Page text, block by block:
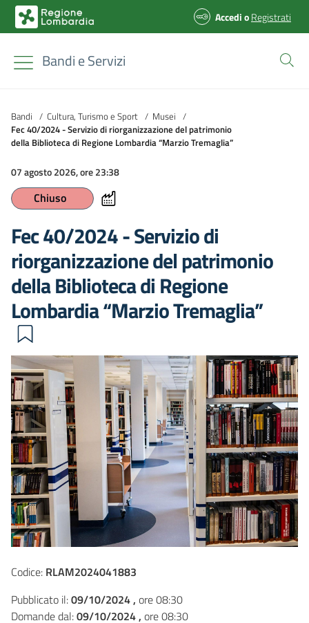
AccedioRegistrati
Bandi e Servizi
Bandi / Cultura, Turismo e Sport / Musei /
Fec 40/2024 - Servizio di riorganizzazione del patrimonio
della Biblioteca di Regione Lombardia “Marzio Tremaglia”
07 agosto 2026, ore 23:38
Chiuso
Fec 40/2024 - Servizio di
riorganizzazione del patrimonio
della Biblioteca di Regione
Lombardia “Marzio Tremaglia”
Codice: RLAM2024041883
Pubblicato il:09/10/2024 , ore 08:30
Domande dal:09/10/2024 , ore 08:30